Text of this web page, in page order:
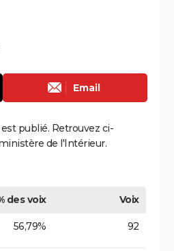
Email
publié. Retrouvez ci-
de l'Intérieur.
des voix
Voix
56,79% 92